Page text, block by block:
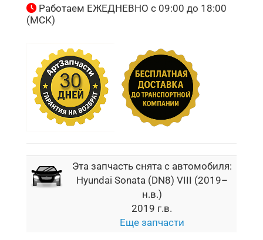
Работаем ЕЖЕДНЕВНО с 09:00 до 18:00
(МСК)
Эта запчасть снята с автомобиля:
Hyundai Sonata (DN8) VIII (2019–
н.в.)
2019 г.в.
Еще запчасти